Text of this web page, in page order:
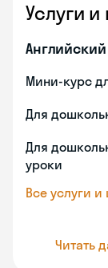
Услуги
Мини-курс
Для
Для
уроки
Все услуги и
Читать